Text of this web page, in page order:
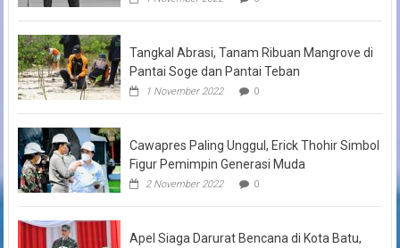
Tangkal Abrasi, Tanam Ribuan Mangrove di
Pantai Soge dan Pantai Teban
1 November 2022 0
Cawapres Paling Unggul, Erick Thohir Simbol
Figur Pemimpin Generasi Muda
2 November 2022 0
Apel Siaga Darurat Bencana di Kota Batu,